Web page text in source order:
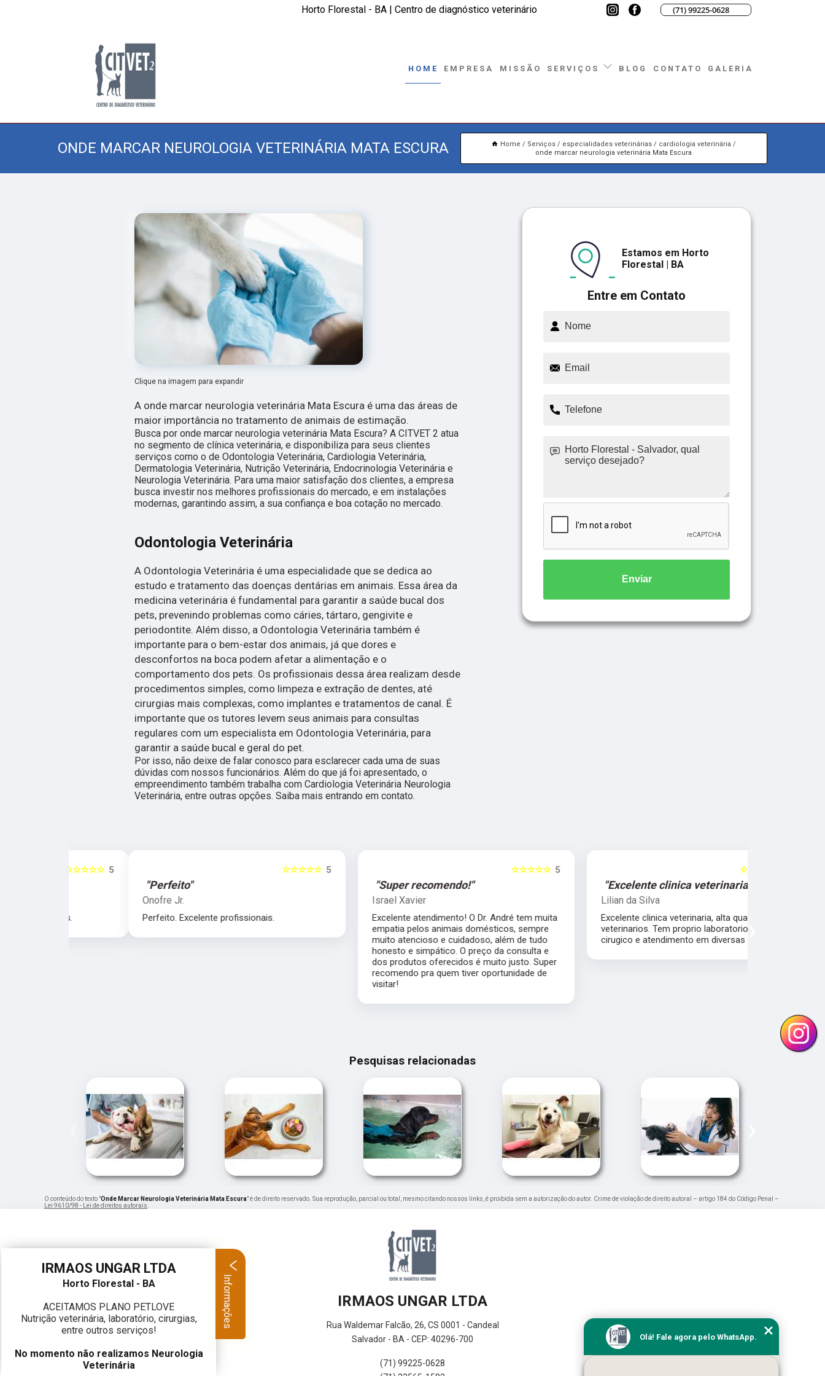
Horto Florestal - BA | Centro de diagnóstico veterinário (71) 99225-0628
HOME EMPRESA MISSÃO SERVIÇOS BLOG CONTATO GALERIA
ONDE MARCAR NEUROLOGIA VETERINÁRIA MATA ESCURA Home Serviços especialidades veterinárias
cardiologia veterinária
onde marcar neurologia veterinária Mata Escura
Clique na imagem para expandir
A onde marcar neurologia veterinária Mata Escura é uma das áreas de
maior importância no tratamento de animais de estimação.
Busca por onde marcar neurologia veterinária Mata Escura? A CITVET 2 atua
no segmento de clínica veterinária, e disponibiliza para seus clientes
serviços como o de Odontologia Veterinária, Cardiologia Veterinária,
Dermatologia Veterinária, Nutrição Veterinária, Endocrinologia Veterinária e
Neurologia Veterinária. Para uma maior satisfação dos clientes, a empresa
busca investir nos melhores profissionais do mercado, e em instalações
modernas, garantindo assim, a sua confiança e boa cotação no mercado.
Odontologia Veterinária
A Odontologia Veterinária é uma especialidade que se dedica ao
estudo e tratamento das doenças dentárias em animais. Essa área da
medicina veterinária é fundamental para garantir a saúde bucal dos
pets, prevenindo problemas como cáries, tártaro, gengivite e
periodontite. Além disso, a Odontologia Veterinária também é
importante para o bem-estar dos animais, já que dores e
desconfortos na boca podem afetar a alimentação e o
comportamento dos pets. Os profissionais dessa área realizam desde
procedimentos simples, como limpeza e extração de dentes, até
cirurgias mais complexas, como implantes e tratamentos de canal. É
importante que os tutores levem seus animais para consultas
regulares com um especialista em Odontologia Veterinária, para
garantir a saúde bucal e geral do pet.
Por isso, não deixe de falar conosco para esclarecer cada uma de suas
dúvidas com nossos funcionários. Além do que já foi apresentado, o
empreendimento também trabalha com Cardiologia Veterinária Neurologia
Veterinária, entre outras opções. Saiba mais entrando em contato.
Entre em Contato
Estamos em Horto
Florestal | BA
Enviar
Perfeito. Excelente profissionais.
"Super recomendo!"
Excelente atendimento! O Dr. André tem muita
empatia pelos animais domésticos, sempre
muito atencioso e cuidadoso, além de tudo
honesto e simpático. O preço da consulta e
dos produtos oferecidos é muito justo. Super
recomendo pra quem tiver oportunidade de
"Excelente clinica veterinaria!"
Lilian da Silva
Excelente clinica veterinaria, alta qualidade dos
veterinarios. Tem proprio laboratorio , centro
cirugico e atendimento em diversas areas.
‹
Pesquisas relacionadas
O conteúdo do texto "Onde Marcar Neurologia Veterinária Mata Escura" é de direito reservado. Sua reprodução, parcial ou total, mesmo citando nossos links, é proibida sem a autorização do autor. Crime de violação de direito autoral – artigo 184 do Código Penal –
Lei 9610/98 - Lei de direitos autorais
IRMAOS UNGAR LTDA
Rua Waldemar Falcão, 26, CS 0001 - Candeal
Salvador - BA - CEP: 40296-700
(71) 99225-0628
Olá! Fale agora pelo WhatsApp.
IRMAOS UNGAR LTDA
Horto Florestal - BA
ACEITAMOS PLANO PETLOVE
Nutrição veterinária, laboratório, cirurgias,
entre outros serviços!
No momento não realizamos Neurologia
Veterinária
Informações